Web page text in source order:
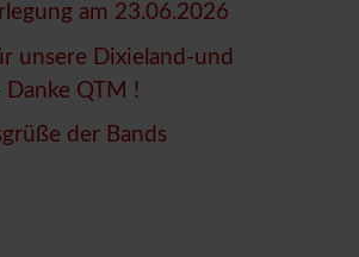
am 23.06.2026
unsere Dixieland-und
Danke QTM !
der Bands